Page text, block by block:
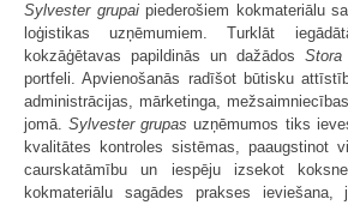
Sylvester grupaipiederošiem kokmateriālu
loģistikas uzņēmumiem. Turklāt
kokzāģētavas papildinās un dažādos
portfeli. Apvienošanās radīšot būtisku
administrācijas, mārketinga,
jomā.Sylvester grupas uzņēmumos tiks
kvalitātes kontroles sistēmas, paaugstinot
caurskatāmību un iespēju izsekot
kokmateriālu sagādes prakses